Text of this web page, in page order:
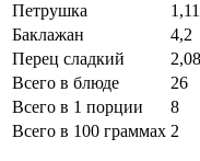
Петрушка
1,11
Баклажан
4,2
Перец сладкий
2,08
Всего в блюде
26
Всего в 1 порции
8
Всего в 100 граммах 2